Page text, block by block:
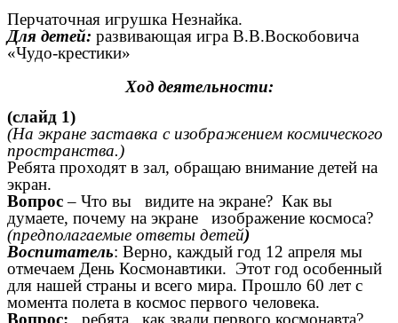
Перчаточная игрушка Незнайка.
Для детей: развивающая игра В.В.Воскобовича
«Чудо-крестики»
Ход деятельности:
(слайд 1)
(На экране заставка с изображением космического
пространства.)
Ребята проходят в зал, обращаю внимание детей на
экран.
Вопрос– Что вы видите на экране? Как вы
думаете, почему на экране изображение космоса?
(предполагаемые ответы детей)
Воспитатель: Верно, каждый год 12 апреля мы
отмечаем День Космонавтики. Этот год особенный
для нашей страны и всего мира. Прошло 60 лет с
момента полета в космос первого человека.
Вопрос:
ребята, как звали первого космонавта?